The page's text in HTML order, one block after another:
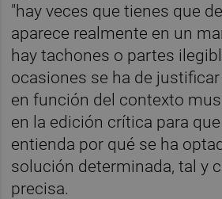
"hay veces que tienes que
aparece realmente en un
hay tachones o partes
ocasiones se ha de
en función del contexto
en la edición crítica para
entienda por qué se ha
solución determinada, tal y
precisa.